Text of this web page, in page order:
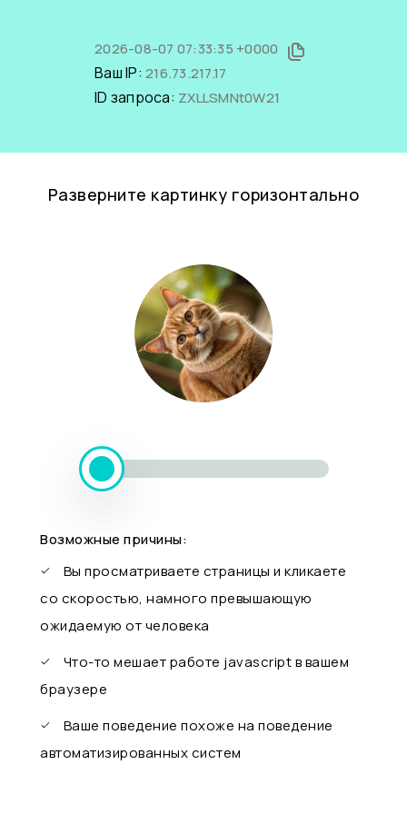
2026-08-07 07:33:35 +0000
Ваш IP: 216.73.217.17
ID запроса: ZXLLSMNt0W21
Разверните картинку горизонтально
Возможные причины:
Вы просматриваете страницы и кликаете
со скоростью, намного превышающую
ожидаемую от человека
Что-то мешает работе javascript в вашем
браузере
Ваше поведение похоже на поведение
автоматизированных систем